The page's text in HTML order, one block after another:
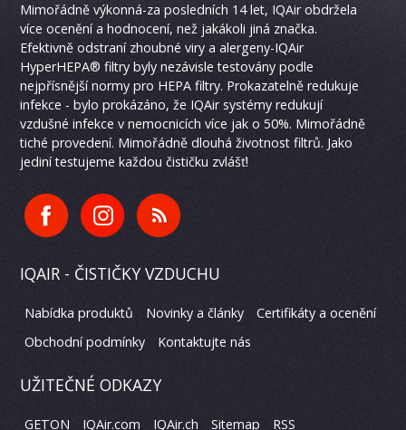
Mimořádně výkonná-za posledních 14 let, IQAir obdržela
více ocenění a hodnocení, než jakákoli jiná značka.
Efektivně odstraní zhoubné viry a alergeny-IQAir
HyperHEPA® filtry byly nezávisle testovány podle
nejpřísnější normy pro HEPA filtry. Prokazatelně redukuje
infekce - bylo prokázáno, že IQAir systémy redukují
vzdušné infekce v nemocnicích více jak o 50%. Mimořádně
tiché provedení. Mimořádně dlouhá životnost filtrů. Jako
jediní testujeme každou čističku zvlášť!
IQAIR - ČISTIČKY VZDUCHU
Nabídka produktů Novinky a články
Certifikáty a ocenění
Obchodní podmínky
Kontaktujte nás
UŽITEČNÉ ODKAZY
GETON IQAir.com IQAir.ch Sitemap RSS